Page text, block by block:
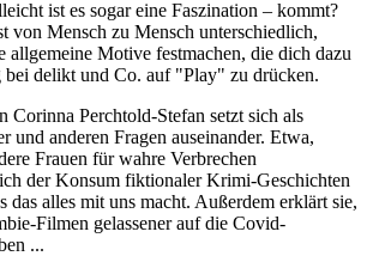
ist es sogar eine Faszination – kommt?
von Mensch zu Mensch unterschiedlich,
allgemeine Motive festmachen, die dich dazu
bei delikt und Co. auf "Play" zu drücken.
Corinna Perchtold-Stefan setzt sich als
und anderen Fragen auseinander. Etwa,
Frauen für wahre Verbrechen
der Konsum fiktionaler Krimi-Geschichten
das alles mit uns macht. Außerdem erklärt sie,
Filmen gelassener auf die Covid-
...